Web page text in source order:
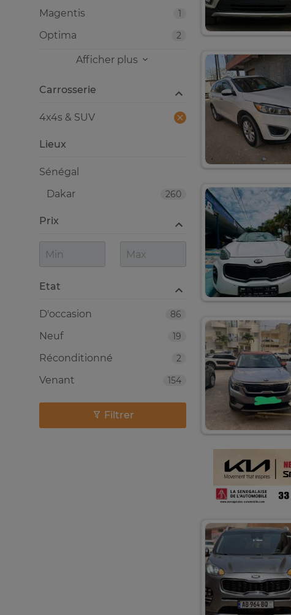
Lieux
Sénégal
260
Dakar
Prix
Etat
86
D'occasion
19
Neuf
2
Réconditionné
154
Venant
1
Magentis
2
Optima
Afficher plus
Carrosserie
4x4s & SUV
Filtrer